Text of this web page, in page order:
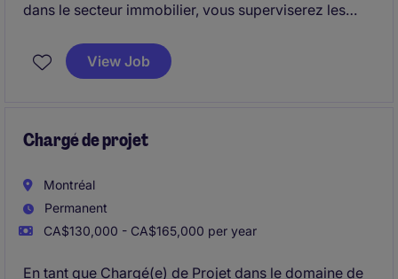
dans le secteur immobilier, vous superviserez les
leur réalisation. Votre rôle consistera à coordonner
les échéanciers des projets et à veiller au respect de
View Job
Chargé de projet
Montréal
Permanent
CA$130,000 - CA$165,000 per year
En tant que Chargé(e) de Projet dans le domaine de